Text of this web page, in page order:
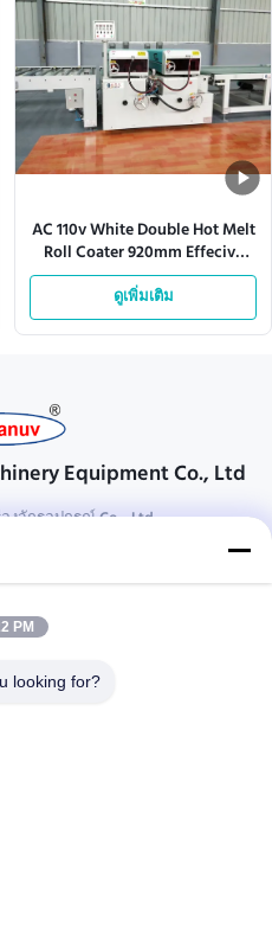
AC 110v White Double Hot Melt
Roll Coater 920mm Effecive
Width
ดูเพิ่มเติม
Equipment Co., Ltd
งจักรอุปกรณ์ Co. , Ltd
ต่อ
Wanjiang, DongGuan,
88125248
PM
looking for?